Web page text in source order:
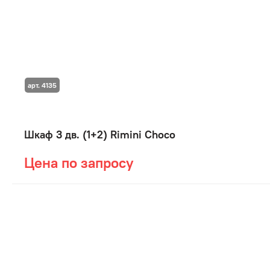
Шкаф 3 дв. (1+2) Rimini Choco
Цена по запросу
арт. 4135